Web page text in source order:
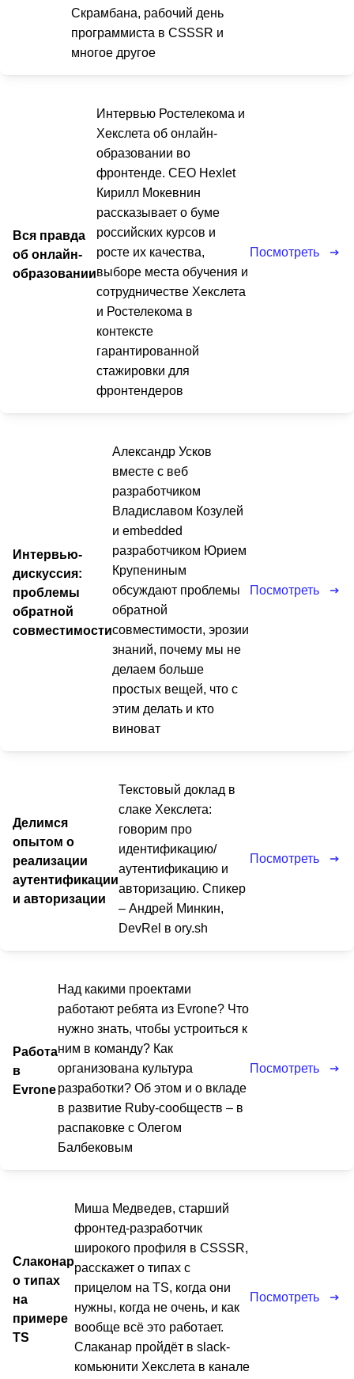
Скрамбана, рабочий день
программиста в CSSSR и
многое другое
Вся правда
об онлайн-
образовании
Интервью Ростелекома и
Хекслета об онлайн-
образовании во
фронтенде. CEO Hexlet
Кирилл Мокевнин
рассказывает о буме
российских курсов и
росте их качества,
выборе места обучения и
сотрудничестве Хекслета
и Ростелекома в
контексте
гарантированной
стажировки для
фронтендеров
Посмотреть
Интервью-
дискуссия:
проблемы
обратной
совместимости
Александр Усков
вместе с веб
разработчиком
Владиславом Козулей
и embedded
разработчиком Юрием
Крупениным
обсуждают проблемы
обратной
совместимости, эрозии
знаний, почему мы не
делаем больше
простых вещей, что с
этим делать и кто
виноват
Посмотреть
Делимся
опытом о
реализации
аутентификации
и авторизации
Текстовый доклад в
слаке Хекслета:
говорим про
идентификацию/
аутентификацию и
авторизацию. Спикер
– Андрей Минкин,
DevRel в ory.sh
Посмотреть
Работа
в
Evrone
Над какими проектами
работают ребята из Evrone? Что
нужно знать, чтобы устроиться к
ним в команду? Как
организована культура
разработки? Об этом и о вкладе
в развитие Ruby-сообществ – в
распаковке с Олегом
Балбековым
Посмотреть
Слаконар
о типах
на
примере
TS
Миша Медведев, старший
фронтед-разработчик
широкого профиля в CSSSR,
расскажет о типах с
прицелом на TS, когда они
нужны, когда не очень, и как
вообще всё это работает.
Слаканар пройдёт в slack-
комьюнити Хекслета в канале
Посмотреть